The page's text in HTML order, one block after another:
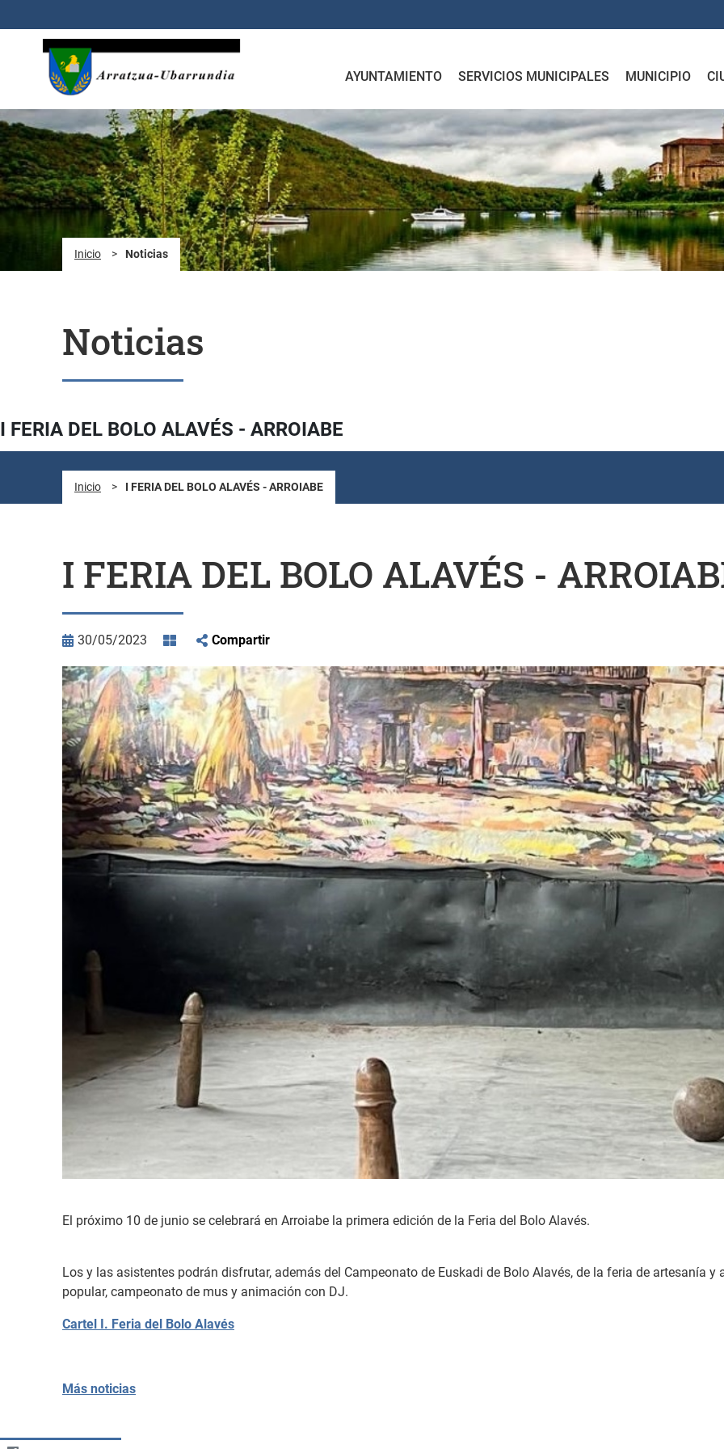
AYUNTAMIENTO SERVICIOS MUNICIPALES MUNICIPIO
Inicio > Noticias
Noticias
I FERIA DEL BOLO ALAVÉS - ARROIABE
Inicio > I FERIA DEL BOLO ALAVÉS - ARROIABE
I FERIA DEL BOLO ALAVÉS -
30/05/2023 Compartir
El próximo 10 de junio se celebrará en Arroiabe la primera edición de la Feria del Bolo Alavés.
Los y las asistentes podrán disfrutar, además del Campeonato de Euskadi de Bolo Alavés, de la feria de artesanía
popular, campeonato de mus y animación con DJ.
Cartel I. Feria del Bolo Alavés
Más noticias